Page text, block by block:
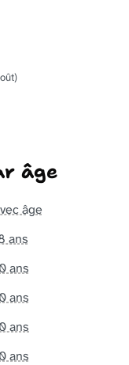
âge
âge
ans
ans
ans
ans
ans